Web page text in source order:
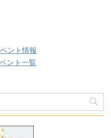
ント情報
ント一覧